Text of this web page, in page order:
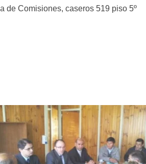
Comisiones, caseros 519 piso 5º